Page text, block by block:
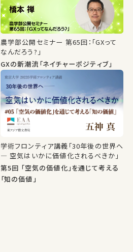
農学部公開セミナー 第65回：「GXって
なんだろう?」
GXの新潮流「ネイチャーポジティブ」
学術フロンティア講義「30年後の世界へ
― 空気はいかに価値化されるべきか」
第5回 「空気の価値化」を通じて考える
「知の価値」